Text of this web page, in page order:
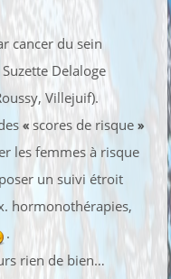
cancer du sein
Delaloge
Villejuif).
« scores de risque»
les femmes à risque
un suivi étroit
hormonothérapies,
.
rien de bien…